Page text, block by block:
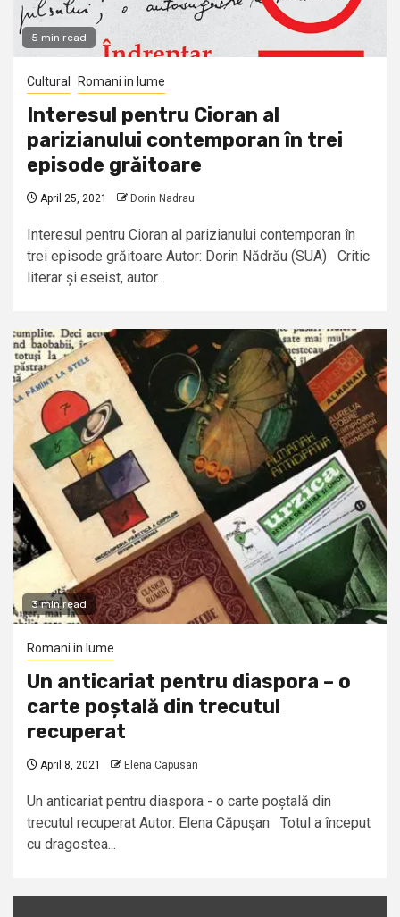
5 min read
Cultural Romani in lume
Interesul pentru Cioran al
parizianului contemporan în trei
episode grăitoare
April 25, 2021 Dorin Nadrau
Interesul pentru Cioran al parizianului contemporan în
trei episode grăitoare Autor: Dorin Nădrău (SUA) Critic
literar și eseist, autor...
3 min read
Romani in lume
Un anticariat pentru diaspora – o
carte poștală din trecutul
recuperat
April 8, 2021 Elena Capusan
Un anticariat pentru diaspora - o carte poștală din
trecutul recuperat Autor: Elena Căpuşan Totul a început
cu dragostea...